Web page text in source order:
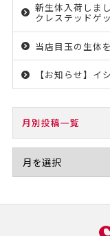
新生体入荷しま
クレステッドゲ
当店目玉の生体
【お知らせ】イ
月別投稿一覧